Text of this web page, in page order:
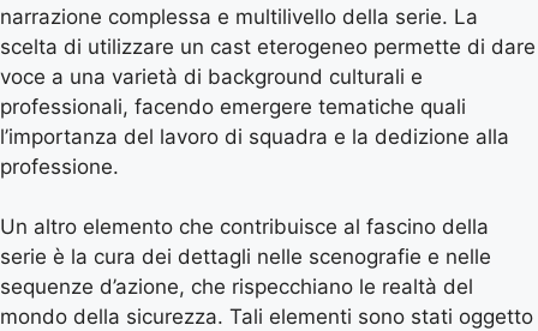
narrazione complessa e multilivello della serie. La
scelta di utilizzare un cast eterogeneo permette di dare
voce a una varietà di background culturali e
professionali, facendo emergere tematiche quali
l’importanza del lavoro di squadra e la dedizione alla
professione.
Un altro elemento che contribuisce al fascino della
serie è la cura dei dettagli nelle scenografie e nelle
sequenze d’azione, che rispecchiano le realtà del
mondo della sicurezza. Tali elementi sono stati oggetto